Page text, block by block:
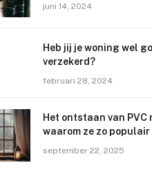
juni 14, 2024
Heb jij je woning wel
verzekerd?
februari 28, 2024
Het ontstaan van PVC
waarom ze zo populair
september 22, 2025